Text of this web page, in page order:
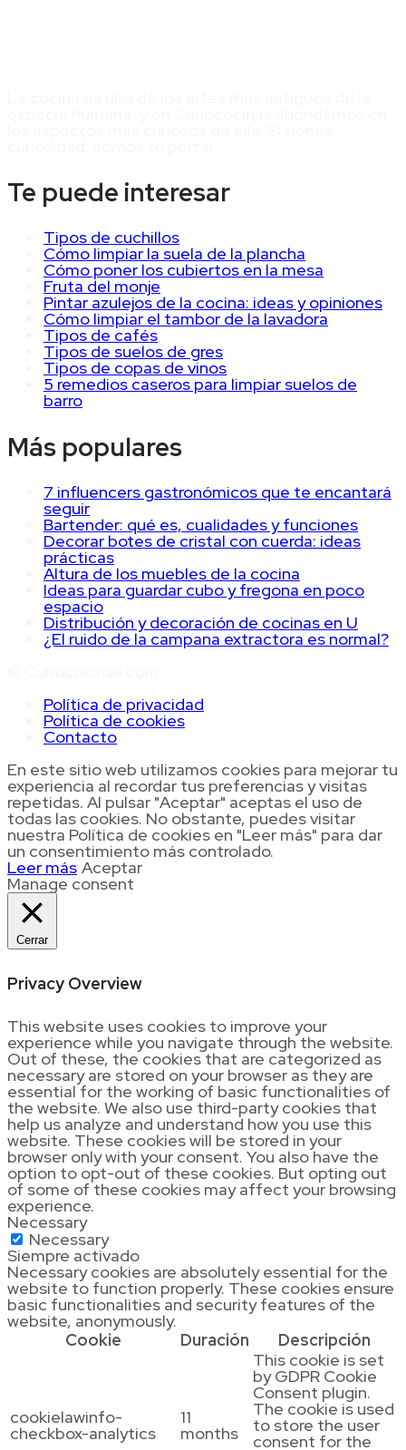
Te puede interesar
Tipos de cuchillos
Cómo limpiar la suela de la plancha
Cómo poner los cubiertos en la mesa
Fruta del monje
Pintar azulejos de la cocina: ideas y opiniones
Cómo limpiar el tambor de la lavadora
Tipos de cafés
Tipos de suelos de gres
Tipos de copas de vinos
5 remedios caseros para limpiar suelos de
barro
Más populares
7 influencers gastronómicos que te encantará
seguir
Bartender: qué es, cualidades y funciones
Decorar botes de cristal con cuerda: ideas
prácticas
Altura de los muebles de la cocina
Ideas para guardar cubo y fregona en poco
espacio
Distribución y decoración de cocinas en U
¿El ruido de la campana extractora es normal?
Política de privacidad
Política de cookies
Contacto
En este sitio web utilizamos cookies para mejorar tu
experiencia al recordar tus preferencias y visitas
repetidas. Al pulsar "Aceptar" aceptas el uso de
todas las cookies. No obstante, puedes visitar
nuestra Política de cookies en "Leer más" para dar
un consentimiento más controlado.
Leer más Aceptar
Manage consent
Cerrar
Privacy Overview
This website uses cookies to improve your
experience while you navigate through the website.
Out of these, the cookies that are categorized as
necessary are stored on your browser as they are
essential for the working of basic functionalities of
the website. We also use third-party cookies that
help us analyze and understand how you use this
website. These cookies will be stored in your
browser only with your consent. You also have the
option to opt-out of these cookies. But opting out
of some of these cookies may affect your browsing
experience.
Necessary
Necessary
Siempre activado
Necessary cookies are absolutely essential for the
website to function properly. These cookies ensure
basic functionalities and security features of the
website, anonymously.
Cookie
Duración Descripción
cookielawinfo-
checkbox-analytics
11
months
This cookie is set
by GDPR Cookie
Consent plugin.
The cookie is used
to store the user
consent for the